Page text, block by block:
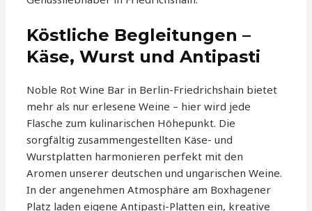
Köstliche Begleitungen –
Käse, Wurst und Antipasti
Noble Rot Wine Bar in Berlin-Friedrichshain bietet
mehr als nur erlesene Weine – hier wird jede
Flasche zum kulinarischen Höhepunkt. Die
sorgfältig zusammengestellten Käse- und
Wurstplatten harmonieren perfekt mit den
Aromen unserer deutschen und ungarischen Weine.
In der angenehmen Atmosphäre am Boxhagener
Platz laden eigene Antipasti-Platten ein, kreative